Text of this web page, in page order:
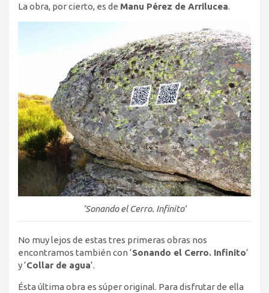
La obra, por cierto, es de Manu Pérez de Arrilucea.
‘Sonando el Cerro. Infinito’
No muy lejos de estas tres primeras obras nos
encontramos también con ‘Sonando el Cerro. Infinito‘
y ‘Collar de agua‘.
Ésta última obra es súper original. Para disfrutar de ella